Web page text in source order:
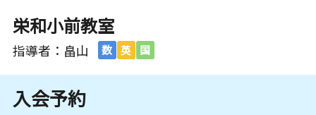
栄和小前教室
指導者：畠山 数 英 国
入会予約